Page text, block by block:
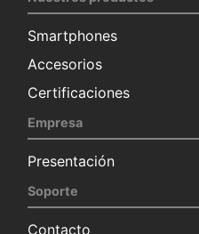
Smartphones
Accesorios
Certificaciones
Empresa
Presentación
Soporte
Contacto